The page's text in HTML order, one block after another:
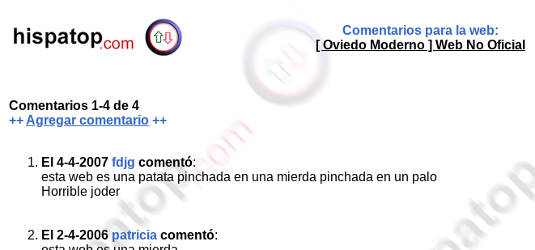
Comentarios para la web:
[ Oviedo Moderno ] Web No Oficial
Comentarios 1-4 de 4
++ Agregar comentario ++
El 4-4-2007 fdjg comentó:
esta web es una patata pinchada en una mierda pinchada en un palo
Horrible joder
El 2-4-2006 patricia comentó: